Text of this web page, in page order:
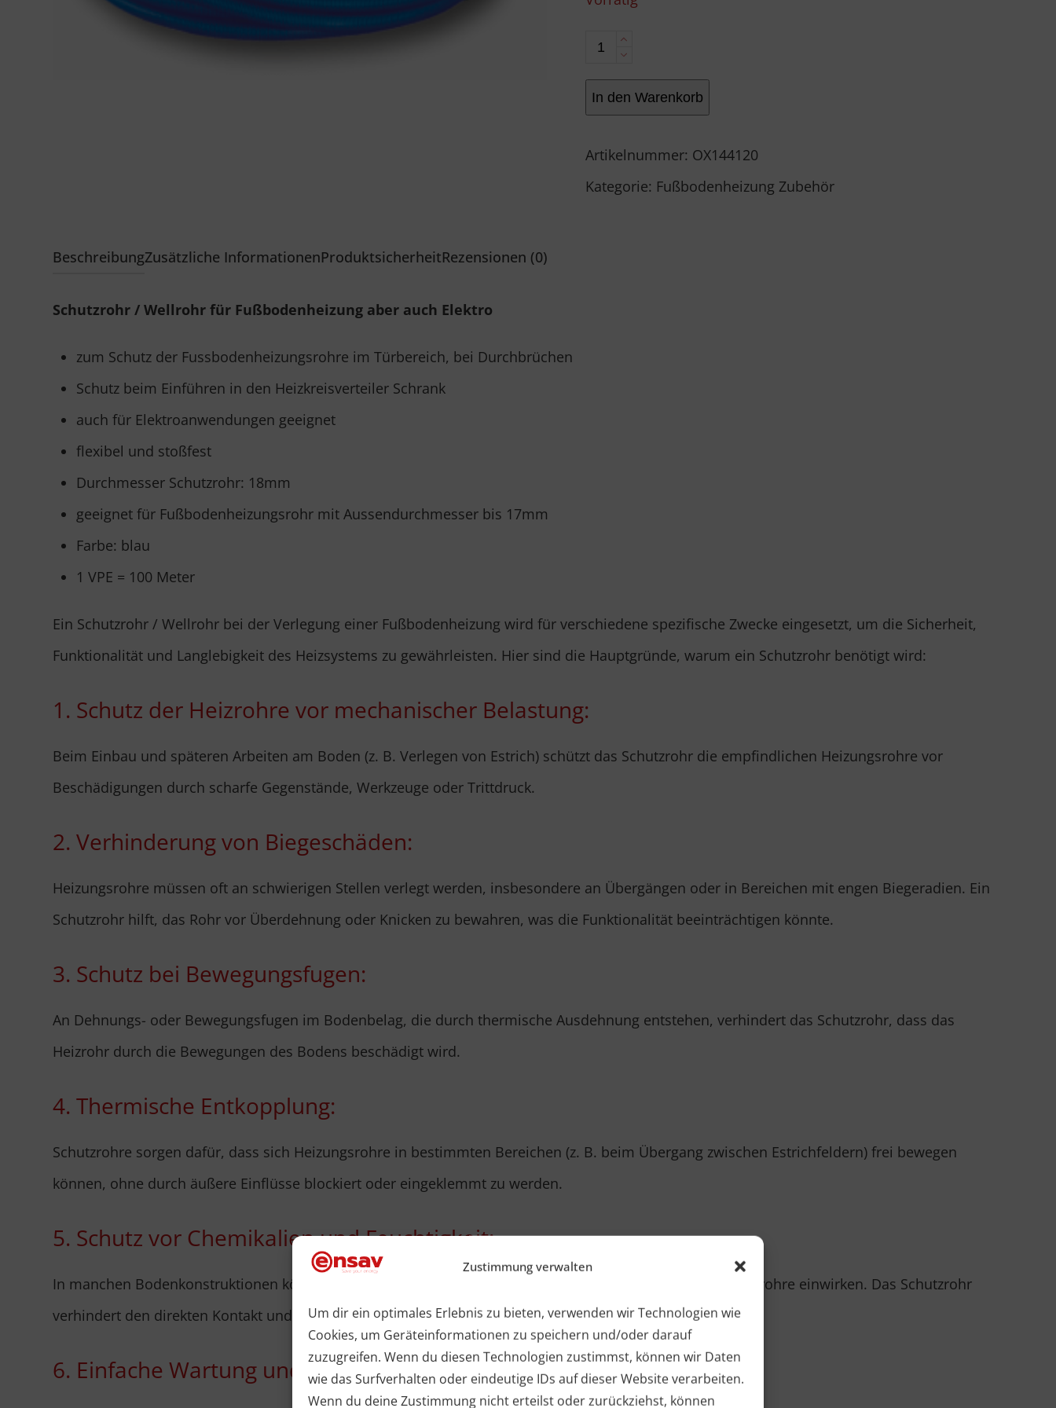
Zustimmung verwalten
Um dir ein optimales Erlebnis zu bieten, verwenden wir Technologien wie
Cookies, um Geräteinformationen zu speichern und/oder darauf
zuzugreifen. Wenn du diesen Technologien zustimmst, können wir Daten
wie das Surfverhalten oder eindeutige IDs auf dieser Website verarbeiten.
Wenn du deine Zustimmung nicht erteilst oder zurückziehst, können
Schutzrohr
/
Wellrohr
In den Warenkorb
Artikelnummer: OX144120
Kategorie: Fußbodenheizung Zubehör
BeschreibungZusätzliche InformationenProduktsicherheitRezensionen (0)
Schutzrohr / Wellrohr für Fußbodenheizung aber auch Elektro
zum Schutz der Fussbodenheizungsrohre im Türbereich, bei Durchbrüchen
Schutz beim Einführen in den Heizkreisverteiler Schrank
auch für Elektroanwendungen geeignet
flexibel und stoßfest
Durchmesser Schutzrohr: 18mm
geeignet für Fußbodenheizungsrohr mit Aussendurchmesser bis 17mm
Farbe: blau
1 VPE = 100 Meter
Ein Schutzrohr / Wellrohr bei der Verlegung einer Fußbodenheizung wird für verschiedene spezifische Zwecke eingesetzt, um die Sicherheit,
Funktionalität und Langlebigkeit des Heizsystems zu gewährleisten. Hier sind die Hauptgründe, warum ein Schutzrohr benötigt wird:
1. Schutz der Heizrohre vor mechanischer Belastung:
Beim Einbau und späteren Arbeiten am Boden (z. B. Verlegen von Estrich) schützt das Schutzrohr die empfindlichen Heizungsrohre vor
Beschädigungen durch scharfe Gegenstände, Werkzeuge oder Trittdruck.
2. Verhinderung von Biegeschäden:
Heizungsrohre müssen oft an schwierigen Stellen verlegt werden, insbesondere an Übergängen oder in Bereichen mit engen Biegeradien. Ein
Schutzrohr hilft, das Rohr vor Überdehnung oder Knicken zu bewahren, was die Funktionalität beeinträchtigen könnte.
3. Schutz bei Bewegungsfugen:
An Dehnungs- oder Bewegungsfugen im Bodenbelag, die durch thermische Ausdehnung entstehen, verhindert das Schutzrohr, dass das
Heizrohr durch die Bewegungen des Bodens beschädigt wird.
4. Thermische Entkopplung:
Schutzrohre sorgen dafür, dass sich Heizungsrohre in bestimmten Bereichen (z. B. beim Übergang zwischen Estrichfeldern) frei bewegen
können, ohne durch äußere Einflüsse blockiert oder eingeklemmt zu werden.
5. Schutz vor Chemikalien und Feuchtigkeit:
In manchen Bodenkonstruktionen können Chemikalien aus dem Estrich oder Feuchtigkeit auf die Heizungsrohre einwirken. Das Schutzrohr
verhindert den direkten Kontakt und erhöht so die Langlebigkeit des Systems.
6. Einfache Wartung und Austausch: